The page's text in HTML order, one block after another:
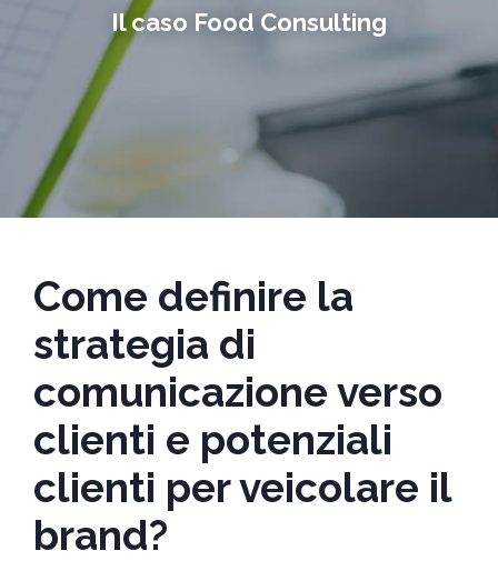
Il caso Food Consulting
Come definire la
strategia di
comunicazione verso
clienti e potenziali
clienti per veicolare il
brand?